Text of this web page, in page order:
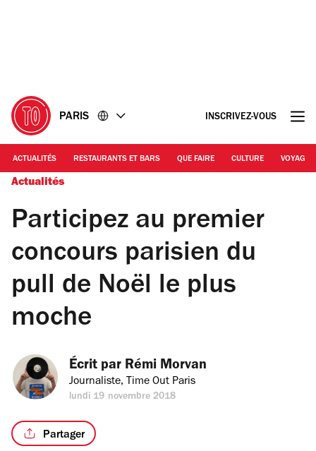
PARIS INSCRIVEZ-VOUS
ACTUALITÉS RESTAURANTS ET BARS QUE FAIRE CULTURE VOYAGE
Actualités
Participez au premier
concours parisien du
pull de Noël le plus
moche
Écrit par Rémi Morvan
Journaliste, Time Out Paris
lundi 19 novembre 2018
Partager